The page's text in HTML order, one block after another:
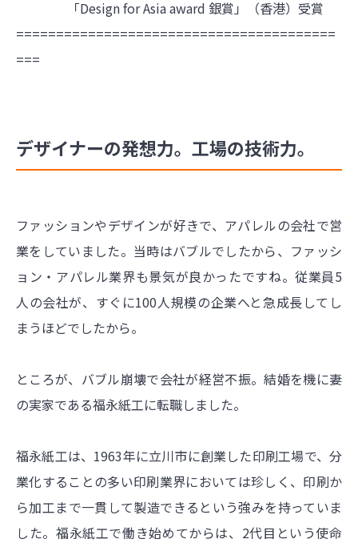
「Design for Asia award 銀賞」（香港）受賞
========================================
===
デザイナーの発想力。工場の技術力。
ファッションやデザインが好きで、アパレルの会社で営
業をしていました。当時はバブルでしたから、ファッシ
ョン・アパレル業界も景気が良かったですね。従業員5
人の会社が、すぐに100人規模の企業へと急成長してし
まうほどでしたから。
ところが、バブル崩壊で会社が経営不振。結婚を機に妻
の実家である福永紙工に転職しました。
福永紙工は、1963年に立川市に創業した印刷工場で、分
業化することの多い印刷業界においては珍しく、印刷か
ら加工まで一貫して製造できるという強みを持っていま
した。福永紙工で働き始めてからは、2代目という使命